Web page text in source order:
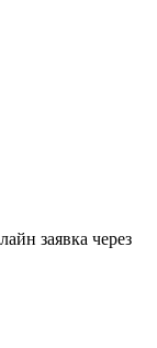
заявка через